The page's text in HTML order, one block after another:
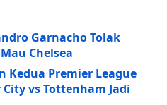
Garnacho Tolak
Chelsea
Kedua Premier League
vs Tottenham Jadi